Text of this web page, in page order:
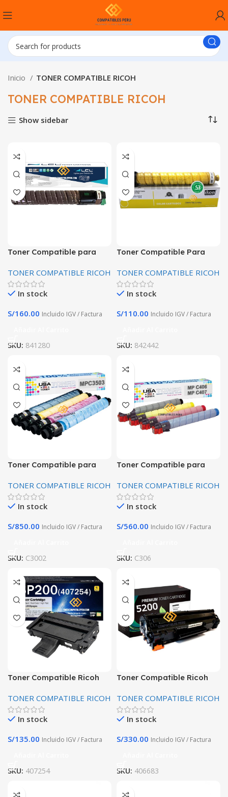
Inicio TONER COMPATIBLE RICOH
TONER COMPATIBLE RICOH
Show sidebar
Toner Compatible para
C2050 C2051 C2530 C2550
C2551
TONER COMPATIBLE RICOH
In stock
S/160.00 Incluido IGV / Factura
SKU: 841280
Toner Compatible Para
premium
TONER COMPATIBLE RICOH
In stock
S/110.00 Incluido IGV / Factura
SKU: 842442
Toner Compatible para
Premium PACK los 4
Colores
TONER COMPATIBLE RICOH
In stock
S/850.00 Incluido IGV / Factura
SKU: C3002
Toner Compatible para
Pack 4 Colores
TONER COMPATIBLE RICOH
In stock
S/560.00 Incluido IGV / Factura
SKU: C306
Toner Compatible Ricoh
202,203,204,211,212
TONER COMPATIBLE RICOH
In stock
S/135.00 Incluido IGV / Factura
SKU: 407254
Toner Compatible Ricoh
Paginas Premiun
TONER COMPATIBLE RICOH
In stock
S/330.00 Incluido IGV / Factura
SKU: 406683